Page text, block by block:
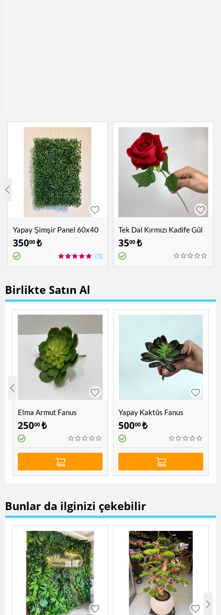
Yapay Şimşir Panel 60x40
cm
35000 ₺
(3)
Tek Dal Kırmızı Kadife Gül
3500 ₺
Birlikte Satın Al
Elma Armut Fanus
Bitkileri - Yapay Çiçek
25000 ₺
Yapay Kaktüs Fanus
Bitkileri - Yapay Çiçek
50000 ₺
Bunlar da ilginizi çekebilir